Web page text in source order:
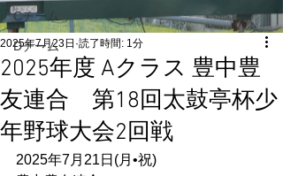
Cチーム
Dチーム
2025年度 Aクラス 豊中豊
友連合 第18回太鼓亭杯少
年野球大会2回戦
2025年7月23日 読了時間: 1分
2025年7月21日(月•祝)